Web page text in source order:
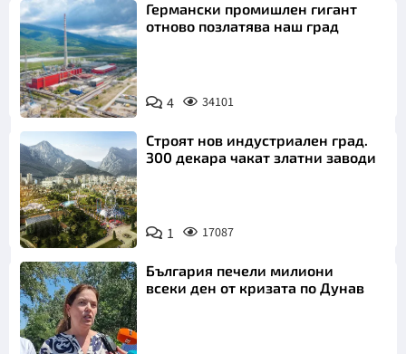
Германски промишлен гигант
отново позлатява наш град
4 34101
Строят нов индустриален град.
300 декара чакат златни заводи
1 17087
България печели милиони
всеки ден от кризата по Дунав